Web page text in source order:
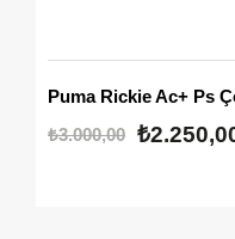
Puma Rickie Ac+ Ps
₺3.000,00